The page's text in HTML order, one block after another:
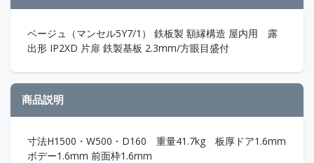
ベージュ（マンセル5Y7/1） 鉄板製 額縁構造 屋内用 露
出形 IP2XD 片扉 鉄製基板 2.3mm/方眼目盛付
商品説明
寸法H1500・W500・D160 重量41.7kg 板厚ドア1.6mm
ボデー1.6mm 前面枠1.6mm